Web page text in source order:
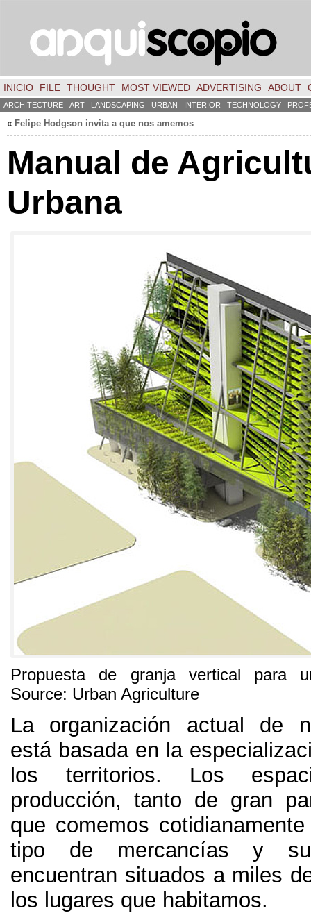
INICIO FILE THOUGHT MOST VIEWED ADVERTISING ABOUT
ARCHITECTURE ART LANDSCAPING URBAN INTERIOR TECHNOLOGY
« Felipe Hodgson invita a que nos amemos
Manual de
Urbana
Propuesta de granja vertical para
Source: Urban Agriculture
La organización actual de
está basada en la
los territorios. Los
producción, tanto de gran
que comemos
tipo de mercancías y
encuentran situados a miles
los lugares que habitamos.